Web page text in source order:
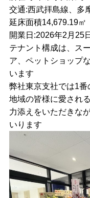
交通:西武拝島線、多
延床面積14,679.19㎡
開業日:2026年2月25日
テナント構成は、ス
ア、ペットショップ
います
弊社東京支社では1番
地域の皆様に愛され
力添えをいただきな
いります